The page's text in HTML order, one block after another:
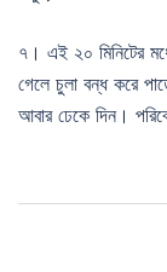
৭। এই ২০ মিনিটের
গেলে চুলা বন্ধ করে
আবার ঢেকে দিন।